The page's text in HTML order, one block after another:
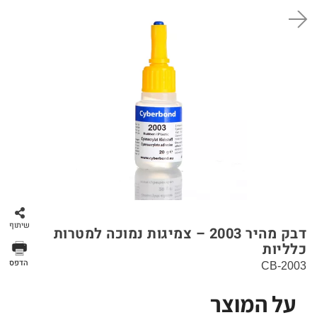
שיתוף דבק מהיר 2003 – צמיגות נמוכה למטרות
כלליות
הדפס CB-2003
על המוצר